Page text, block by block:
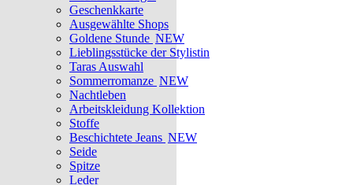
Geschenkkarte
Ausgewählte Shops
Goldene Stunde NEW
Lieblingsstücke der Stylistin
Taras Auswahl
Sommerromanze NEW
Nachtleben
Arbeitskleidung Kollektion
Stoffe
Beschichtete Jeans NEW
Seide
Spitze
Leder